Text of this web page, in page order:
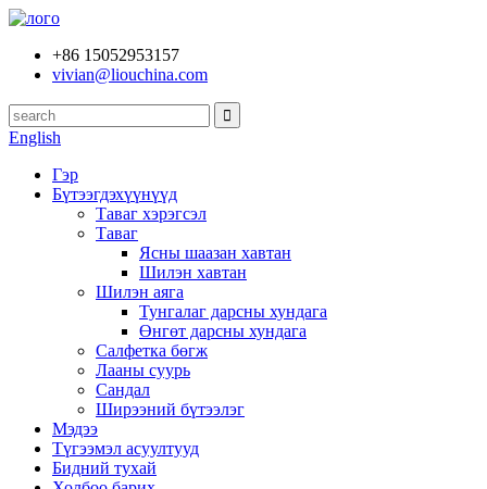
+86 15052953157
vivian@liouchina.com
English
Гэр
Бүтээгдэхүүнүүд
Таваг хэрэгсэл
Таваг
Ясны шаазан хавтан
Шилэн хавтан
Шилэн аяга
Тунгалаг дарсны хундага
Өнгөт дарсны хундага
Салфетка бөгж
Лааны суурь
Сандал
Ширээний бүтээлэг
Мэдээ
Түгээмэл асуултууд
Бидний тухай